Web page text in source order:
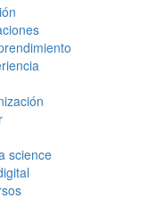
science